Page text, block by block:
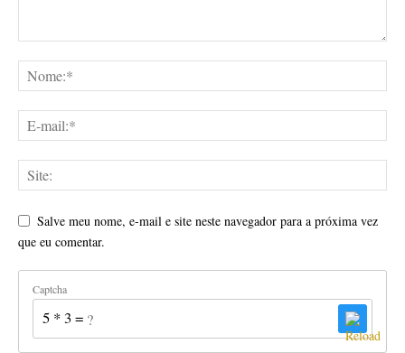
Salve meu nome, e-mail e site neste navegador para a próxima vez
que eu comentar.
Captcha
5 * 3 = ?